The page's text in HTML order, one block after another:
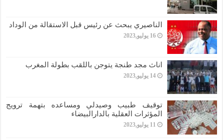
الناصيري يبحث عن رئيس قبل الاستقالة من الوداد
16 يوليو,2023
اناث مجد طنجة يتوجن باللقب بطولة المغرب
14 يوليو,2023
توقيف طبيب وصيدلي ومساعده بتهمة ترويج
المؤثرات العقلية بالدارالبيضاء
11 يوليو,2023